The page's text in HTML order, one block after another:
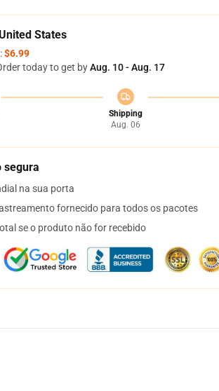
States
$6.99
today to get byAug. 10 - Aug. 17
Shipping
Aug. 06
segura
na sua porta
fornecido para todos os pacotes
se o produto não for recebido